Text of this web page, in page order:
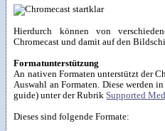
Hierdurch können von
Chromecast und damit auf den
Formatunterstützung
An nativen Formaten unterstützt der
Auswahl an Formaten. Diese werden
guide) unter der Rubrik Supported
Dieses sind folgende Formate: